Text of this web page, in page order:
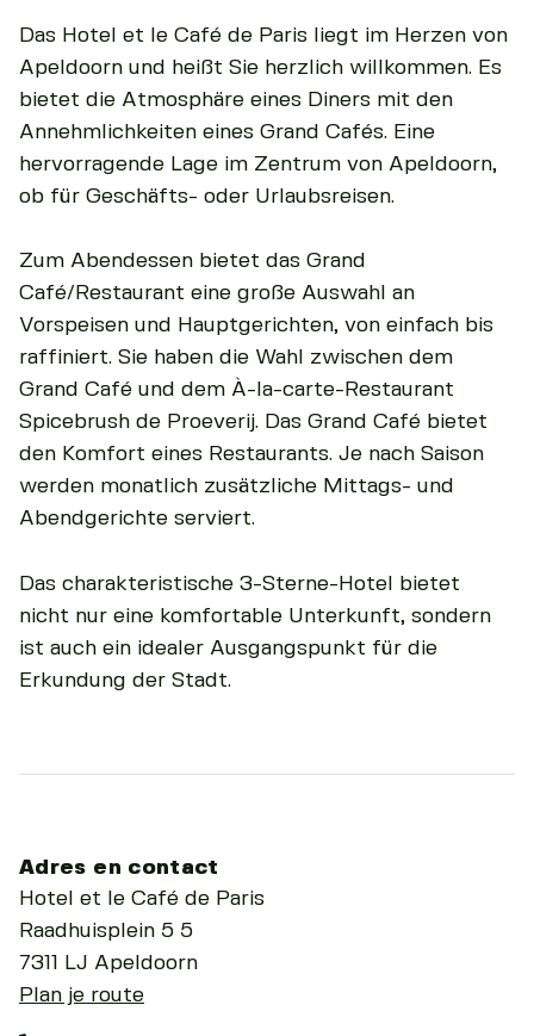
Das Hotel et le Café de Paris liegt im Herzen von
Apeldoorn und heißt Sie herzlich willkommen. Es
bietet die Atmosphäre eines Diners mit den
Annehmlichkeiten eines Grand Cafés. Eine
hervorragende Lage im Zentrum von Apeldoorn,
ob für Geschäfts- oder Urlaubsreisen.
Zum Abendessen bietet das Grand
Café/Restaurant eine große Auswahl an
Vorspeisen und Hauptgerichten, von einfach bis
raffiniert. Sie haben die Wahl zwischen dem
Grand Café und dem À-la-carte-Restaurant
Spicebrush de Proeverij. Das Grand Café bietet
den Komfort eines Restaurants. Je nach Saison
werden monatlich zusätzliche Mittags- und
Abendgerichte serviert.
Das charakteristische 3-Sterne-Hotel bietet
nicht nur eine komfortable Unterkunft, sondern
ist auch ein idealer Ausgangspunkt für die
Erkundung der Stadt.
Adres en contact
Hotel et le Café de Paris
Raadhuisplein 5 5
7311 LJ Apeldoorn
Plan je route